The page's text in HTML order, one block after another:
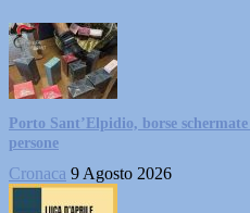
Porto Sant’Elpidio, borse
persone
Cronaca 9 Agosto 2026